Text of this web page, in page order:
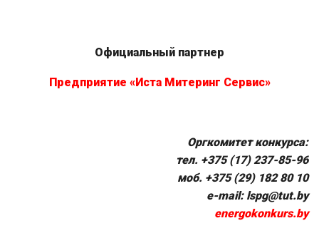
Официальный партнер
Предприятие «Иста Митеринг Сервис»
Оргкомитет конкурса:
тел. +375 (17) 237-85-96
моб. +375 (29) 182 80 10
e-mail: lspg@tut.by
energokonkurs.by